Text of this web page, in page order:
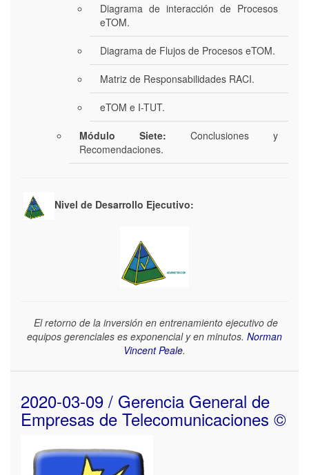
Diagrama de interacción de Procesos
eTOM.
Diagrama de Flujos de Procesos eTOM.
Matriz de Responsabilidades RACI.
eTOM e I-TUT.
Módulo Siete: Conclusiones y
Recomendaciones.
Nivel de Desarrollo Ejecutivo:
El retorno de la inversión en entrenamiento ejecutivo de
equipos gerenciales es exponencial y en minutos. Norman
Vincent Peale.
2020-03-09 / Gerencia General de
Empresas de Telecomunicaciones ©